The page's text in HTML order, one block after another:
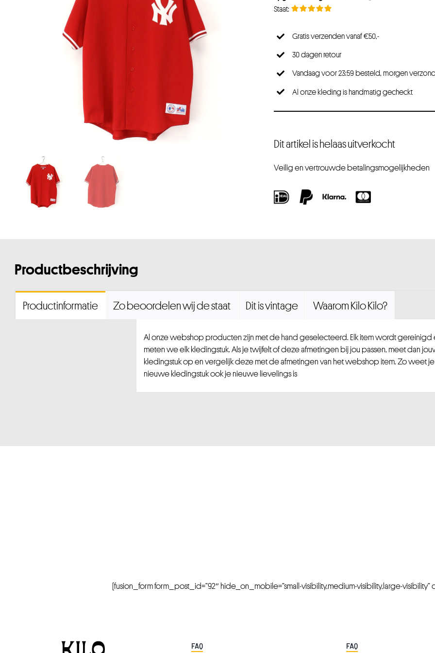
Gratis verzenden vanaf €50,-
30 dagen retour
Vandaag voor 23:59 besteld, morgen
Al onze kleding is handmatig gecheckt
Dit artikel is helaas uitverkocht
Veilig en vertrouwde betalingsmogelijkheden
Productbeschrijving
Productinformatie Zo beoordelen wij de staat Dit is vintage Waarom Kilo Kilo?
Al onze webshop producten zijn met de hand geselecteerd. Elk item wordt gereinigd
meten we elk kledingstuk. Als je twijfelt of deze afmetingen bij jou passen, meet dan
kledingstuk op en vergelijk deze met de afmetingen van het webshop item. Zo weet
nieuwe kledingstuk ook je nieuwe lievelings is
[fusion_form form_post_id=”92″ hide_on_mobile=”small-visibility,medium-visibility,large-visibility”
FAQ FAQ